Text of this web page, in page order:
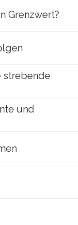
Grenzwert?
strebende
und